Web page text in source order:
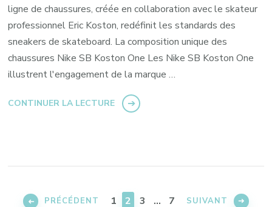
ligne de chaussures, créée en collaboration avec le skateur
professionnel Eric Koston, redéfinit les standards des
sneakers de skateboard. La composition unique des
chaussures Nike SB Koston One Les Nike SB Koston One
illustrent l'engagement de la marque …
CONTINUER LA LECTURE
des
PRÉCÉDENT PAGE
1 PAGE
2 PAGE
3 … PAGE
7 SUIVANT